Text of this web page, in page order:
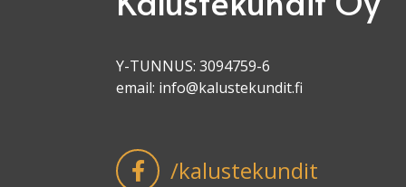
Y-TUNNUS: 3094759-6
email: info@kalustekundit.fi
/kalustekundit